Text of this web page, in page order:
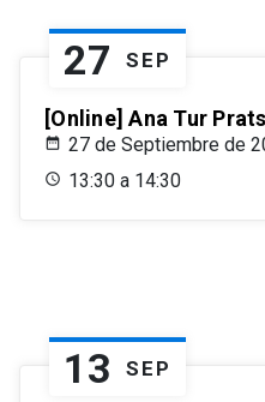
27 SEP
[Online] Ana Tur
27 de Septiembre de
13:30 a 14:30
13 SEP